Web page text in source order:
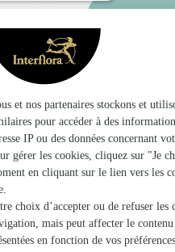
Faire livrer
fleuriste Interflora